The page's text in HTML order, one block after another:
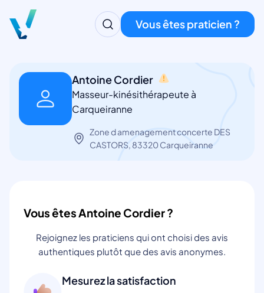
Vous êtes praticien ?
Antoine Cordier
Masseur-kinésithérapeute à
Carqueiranne
Zone d amenagement concerte DES
CASTORS, 83320 Carqueiranne
Vous êtes Antoine Cordier ?
Rejoignez les praticiens qui ont choisi des avis
authentiques plutôt que des avis anonymes.
Mesurez la satisfaction